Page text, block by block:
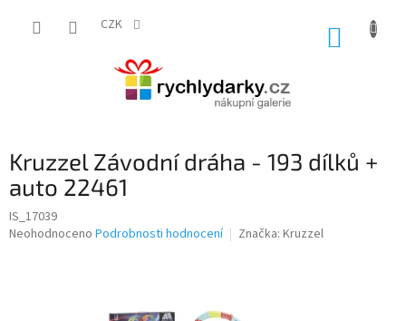
CZK
Kruzzel Závodní dráha - 193 dílků +
auto 22461
IS_17039
Průměrné
Neohodnoceno Podrobnosti hodnocení Značka: Kruzzel